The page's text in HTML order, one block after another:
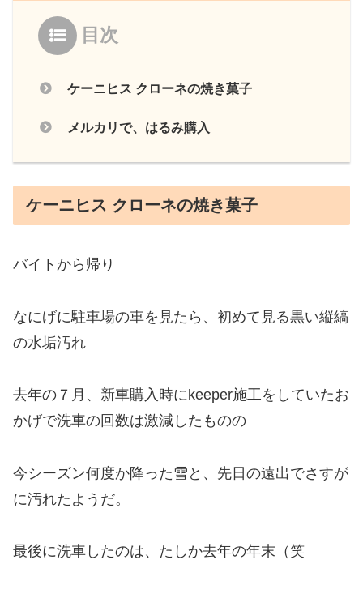
目次
ケーニヒス クローネの焼き菓子
メルカリで、はるみ購入
ケーニヒス クローネの焼き菓子
バイトから帰り
なにげに駐車場の車を見たら、初めて見る黒い縦縞
の水垢汚れ
去年の７月、新車購入時にkeeper施工をしていたお
かげで洗車の回数は激減したものの
今シーズン何度か降った雪と、先日の遠出でさすが
に汚れたようだ。
最後に洗車したのは、たしか去年の年末（笑